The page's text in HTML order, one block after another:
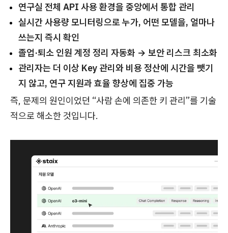
연구실 전체 API 사용 환경을 중앙에서 통합 관리
실시간 사용량 모니터링으로 누가, 어떤 모델을, 얼마나
쓰는지 즉시 확인
졸업·퇴소 인원 계정 정리 자동화 → 보안 리스크 최소화
관리자는 더 이상 Key 관리와 비용 정산에 시간을 뺏기
지 않고, 연구 지원과 효율 향상에 집중 가능
즉, 문제의 원인이었던 “사람 손에 의존한 키 관리”를 기술
적으로 해소한 것입니다.